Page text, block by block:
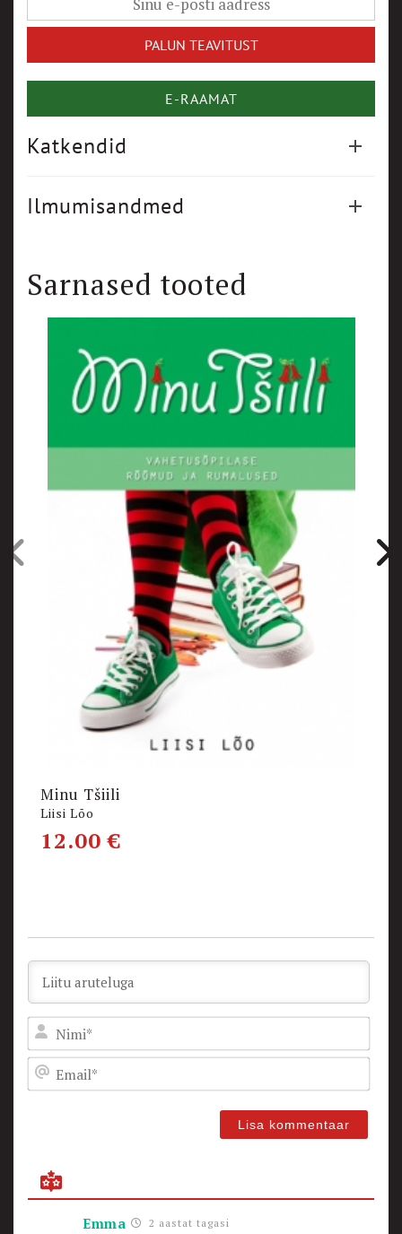
E-RAAMAT
Katkendid
Ilmumisandmed
Sarnased tooted
Minu Tšiili
Liisi Lõo
12.00€
Emma 2 aastat tagasi